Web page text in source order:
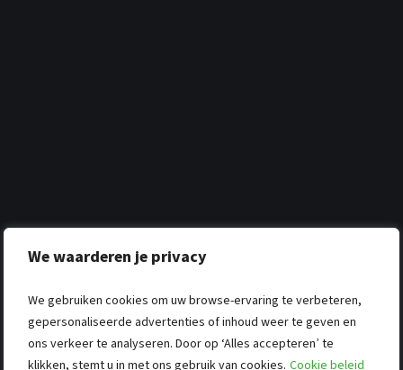
We waarderen je privacy
We gebruiken cookies om uw browse-ervaring te verbeteren,
gepersonaliseerde advertenties of inhoud weer te geven en
ons verkeer te analyseren. Door op ‘Alles accepteren’ te
klikken, stemt u in met ons gebruik van cookies. Cookie beleid